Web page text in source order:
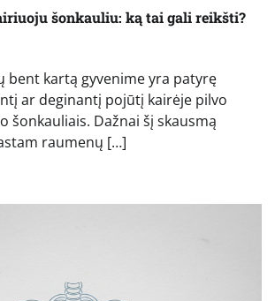
šonkauliu: ką tai gali reikšti?
bent kartą gyvenime yra patyrę
ar deginantį pojūtį kairėje pilvo
šonkauliais. Dažnai šį skausmą
raumenų […]